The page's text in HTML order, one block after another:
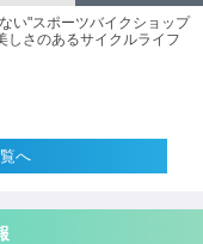
い"スポーツバイクショップ
しさのあるサイクルライフ
へ